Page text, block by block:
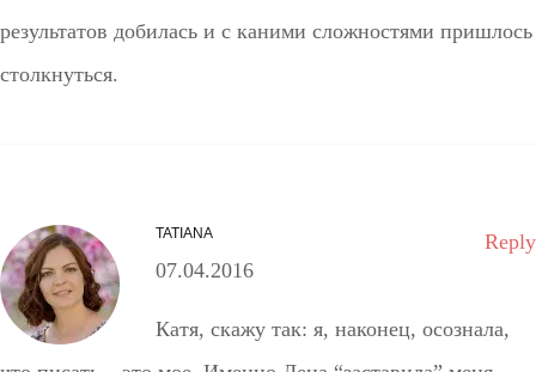
результатов добилась и с каними сложностями пришлось
столкнуться.
TATIANA
07.04.2016
Катя, скажу так: я, наконец, осознала,
Reply